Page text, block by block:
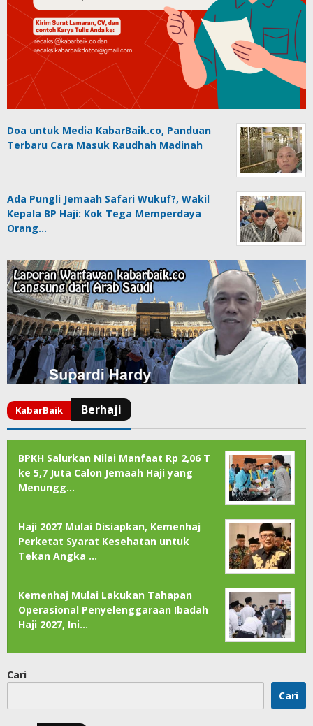
Doa untuk Media KabarBaik.co, Panduan
Terbaru Cara Masuk Raudhah Madinah
Ada Pungli Jemaah Safari Wukuf?, Wakil
Kepala BP Haji: Kok Tega Memperdaya
Orang…
BPKH Salurkan Nilai Manfaat Rp 2,06 T
ke 5,7 Juta Calon Jemaah Haji yang
Menungg…
Haji 2027 Mulai Disiapkan, Kemenhaj
Perketat Syarat Kesehatan untuk
Tekan Angka …
Kemenhaj Mulai Lakukan Tahapan
Operasional Penyelenggaraan Ibadah
Haji 2027, Ini…
Cari
Cari